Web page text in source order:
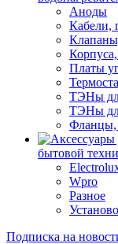
Аноды
Кабели,
Платы
ТЭНы
ТЭНы
Фланцы,
бытовой
Wpro
Разное
Подписка на